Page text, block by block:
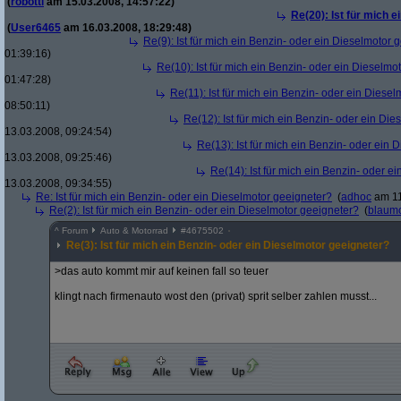
Re(20): Ist für mich
(User6465 am 16.03.2008, 18:29:48)
Re(9): Ist für mich ein Benzin- oder ein Dieselmotor
01:39:16)
Re(10): Ist für mich ein Benzin- oder ein
01:47:28)
Re(11): Ist für mich ein Benzin- oder ein
08:50:11)
Re(12): Ist für mich ein Benzin- oder ein
13.03.2008, 09:24:54)
Re(13): Ist für mich ein Benzin- oder ein
13.03.2008, 09:25:46)
Re(14): Ist für mich ein Benzin- oder
13.03.2008, 09:34:55)
Re: Ist für mich ein Benzin- oder ein Dieselmotor geeigneter? (adhoc am
Re(2): Ist für mich ein Benzin- oder ein Dieselmotor geeigneter? (
^ Forum Auto & Motorrad #4675502
Re(3): Ist für mich ein Benzin- oder ein Dieselmotor geeigneter?
>das auto kommt mir auf keinen fall so teuer
klingt nach firmenauto wost den (privat) sprit selber zahlen musst...